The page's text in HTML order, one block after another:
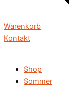
Warenkorb
Kontakt
Shop
Sommer